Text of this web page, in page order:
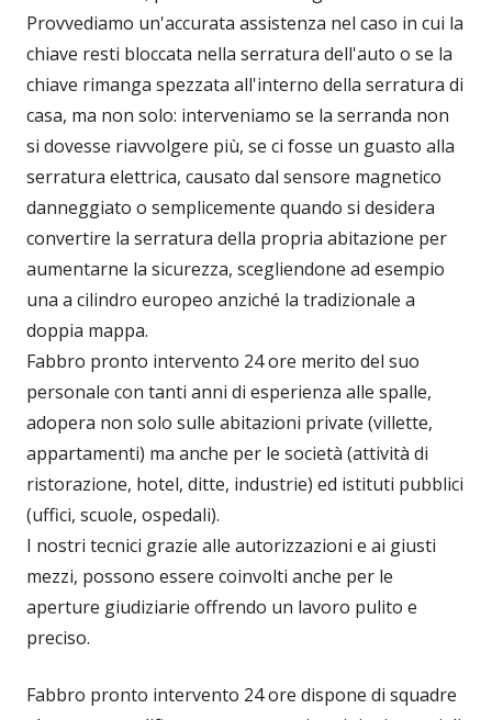
Provvediamo un'accurata assistenza nel caso in cui la
chiave resti bloccata nella serratura dell'auto o se la
chiave rimanga spezzata all'interno della serratura di
casa, ma non solo: interveniamo se la serranda non
si dovesse riavvolgere più, se ci fosse un guasto alla
serratura elettrica, causato dal sensore magnetico
danneggiato o semplicemente quando si desidera
convertire la serratura della propria abitazione per
aumentarne la sicurezza, scegliendone ad esempio
una a cilindro europeo anziché la tradizionale a
doppia mappa.
Fabbro pronto intervento 24 ore merito del suo
personale con tanti anni di esperienza alle spalle,
adopera non solo sulle abitazioni private (villette,
appartamenti) ma anche per le società (attività di
ristorazione, hotel, ditte, industrie) ed istituti pubblici
(uffici, scuole, ospedali).
I nostri tecnici grazie alle autorizzazioni e ai giusti
mezzi, possono essere coinvolti anche per le
aperture giudiziarie offrendo un lavoro pulito e
preciso.
Fabbro pronto intervento 24 ore dispone di squadre